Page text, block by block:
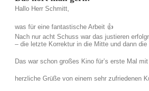
Hallo Herr Schmitt,
was für eine fantastische Arbeit 👍
Nach nur acht Schuss war das justieren
– die letzte Korrektur in die Mitte und dann
Das war schon großes Kino für’s erste Mal
herzliche Grüße von einem sehr zufriedenen